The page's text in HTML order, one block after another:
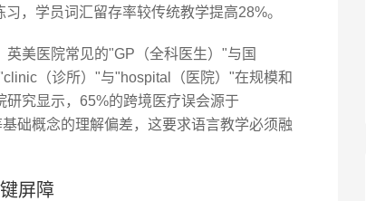
，学员词汇留存率较传统教学提高28%。
美医院常见的"GP（全科医生）"与国
（诊所）"与"hospital（医院）"在规模和
究显示，65%的跨境医疗误会源于
础概念的理解偏差，这要求语言教学必须融
屏障